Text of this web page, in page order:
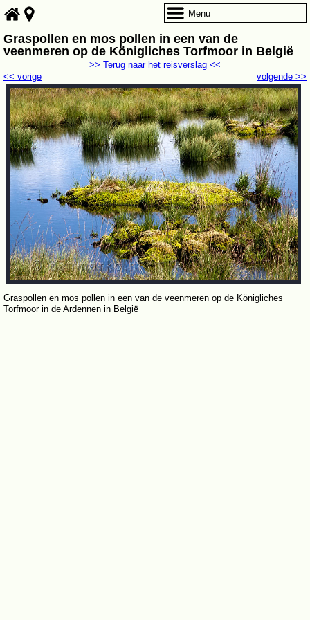
Graspollen en mos pollen in een van de
veenmeren op de Königliches Torfmoor in België
volgende >>
<< vorige
>> Terug naar het reisverslag <<
Graspollen en mos pollen in een van de veenmeren op de Königliches
Torfmoor in de Ardennen in België
Menu